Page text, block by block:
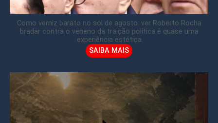
Como verniz barato no sol de agosto: ver Roberto Rocha
bradar contra o veneno da traição política é quase uma
experiência estética
SAIBA MAIS